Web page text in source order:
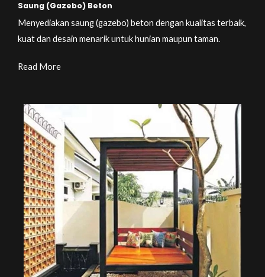
Saung (Gazebo) Beton
Menyediakan saung (gazebo) beton dengan kualitas terbaik,
kuat dan desain menarik untuk hunian maupun taman.
Read More